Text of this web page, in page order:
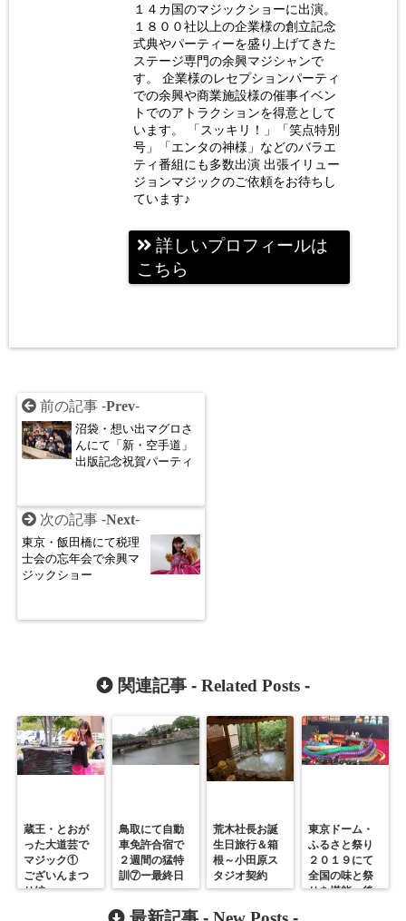
１４カ国のマジックショーに出演。
１８００社以上の企業様の創立記念
式典やパーティーを盛り上げてきた
ステージ専門の余興マジシャンで
す。 企業様のレセプションパーティ
での余興や商業施設様の催事イベン
トでのアトラクションを得意として
います。 「スッキリ！」「笑点特別
号」「エンタの神様」などのバラエ
ティ番組にも多数出演 出張イリュー
ジョンマジックのご依頼をお待ちし
ています♪
詳しいプロフィールは
こちら
前の記事 -Prev-
沼袋・想い出マグロさ
んにて「新・空手道」
出版記念祝賀パーティ
次の記事 -Next-
東京・飯田橋にて税理
士会の忘年会で余興マ
ジックショー
関連記事 - Related Posts -
蔵王・とおが
った大道芸で
マジック①
ございんまつ
り編
鳥取にて自動
車免許合宿で
２週間の猛特
訓⑦ー最終日
ー
荒木社長お誕
生日旅行＆箱
根～小田原ス
タジオ契約
東京ドーム・
ふるさと祭り
２０１９にて
全国の味と祭
りを堪能 後